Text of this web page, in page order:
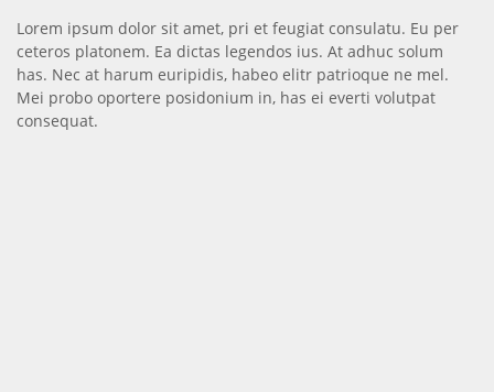
Lorem ipsum dolor sit amet, pri et feugiat consulatu. Eu per
ceteros platonem. Ea dictas legendos ius. At adhuc solum
has. Nec at harum euripidis, habeo elitr patrioque ne mel.
Mei probo oportere posidonium in, has ei everti volutpat
consequat.